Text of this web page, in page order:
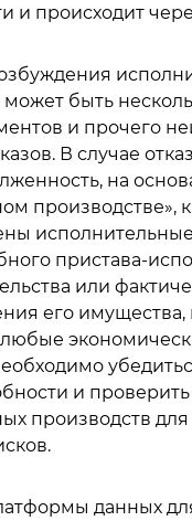
и происходит
быть
и прочего
В случае
на
производстве»,
пристава-
или
его имущества,
и
производств
данных